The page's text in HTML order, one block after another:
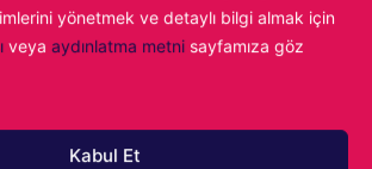
yönetmek ve detaylı bilgi almak için
veya aydınlatma metni sayfamıza göz
Kabul Et